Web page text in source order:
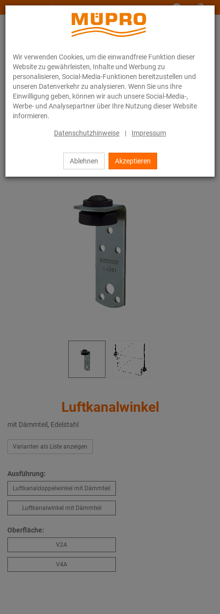
Wir verwenden Cookies, um die einwandfreie Funktion dieser
Website zu gewährleisten, Inhalte und Werbung zu
personalisieren, Social-Media-Funktionen bereitzustellen und
unseren Datenverkehr zu analysieren. Wenn Sie uns Ihre
Einwilligung geben, können wir auch unsere Social-Media-,
Werbe- und Analysepartner über Ihre Nutzung dieser Website
informieren.
Datenschutzhinweise | Impressum
Ablehnen Akzeptieren
www.muepro-maritim.com
Online-Katalog Befestigungstechnik
Edelstahlprodukte
Edelstahlprodukte für die Lüftungsbefestigung
Luftkanalwinkel
Luftkanalwinkel
mit Dämmteil, Edelstahl
Varianten als Liste anzeigen
Ausführung:
Luftkanaldoppelwinkel mit Dämmteil
Luftkanalwinkel mit Dämmteil
Oberfläche:
V2A
V4A